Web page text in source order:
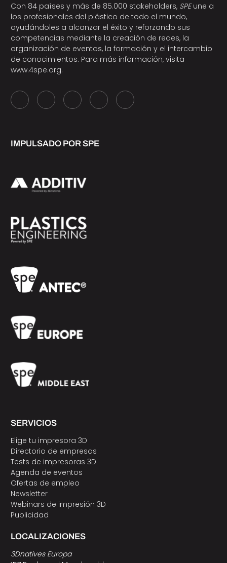
Con 84 países y más de 85.000 stakeholders, SPEune a
los profesionales del plástico de todo el mundo,
ayudándoles a alcanzar el éxito y reforzando sus
competencias mediante la creación de redes, la
organización de eventos, la formación y el intercambio
de conocimientos. Para más información, visita
www.4spe.org.
IMPULSADO POR SPE
SERVICIOS
Elige tu impresora 3D
Directorio de empresas
Tests de impresoras 3D
Agenda de eventos
Ofertas de empleo
Newsletter
Webinars de impresión 3D
Publicidad
LOCALIZACIONES
3Dnatives Europa